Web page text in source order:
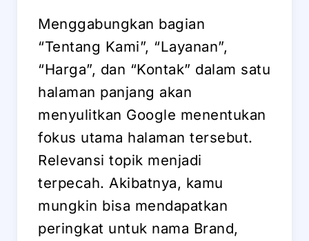
Menggabungkan bagian
“Tentang Kami”, “Layanan”,
“Harga”, dan “Kontak” dalam satu
halaman panjang akan
menyulitkan Google menentukan
fokus utama halaman tersebut.
Relevansi topik menjadi
terpecah. Akibatnya, kamu
mungkin bisa mendapatkan
peringkat untuk nama Brand,